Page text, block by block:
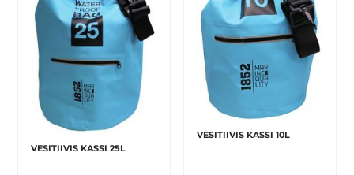
VESITIIVIS KASSI 25L
VESITIIVIS KASSI 10L